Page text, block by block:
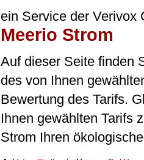
ein Service der Verivox
Meerio Strom
Auf dieser Seite finden
des von Ihnen
Bewertung des Tarifs.
Ihnen gewählten Tarifs
Strom Ihren